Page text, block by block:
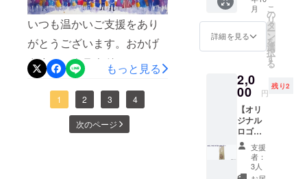
ます。それは、資金や時間
で関わってくださったみな
さま、拡散で応援してくだ
さった方々、それぞれの思
いがあってこそ実現できた
ものです。この場を借り
て、関心を寄せてくださっ
いつも温かいご支援をあり
がとうございます。おかげ
さまで、クラウドファン
ディングは85％に到達いた
しました。心から感謝申し
上げます。まつり本番まで
もっと見る
1 2 3 4
次のページ
計7団体
の個性
豊かな
す。 ま
た、飲
食や小
物な
ど、お
祭り気
分を味
わえる
出店ス
のオリ
ジナル
キーホ
ル
ダー。
ぜを表
す「お
にぎ
り」と
「すり
鉢」に
「すり
こぎ」
で、み
んなが
月
詳細を見る
こ
の
リ
タ
ー
ン
を
選
択
す
る
2,0
00 円
残り2
【オリ
ジナル
ロゴ
キーホ
ル
ダー】
まぜこ
支援
者：
3人